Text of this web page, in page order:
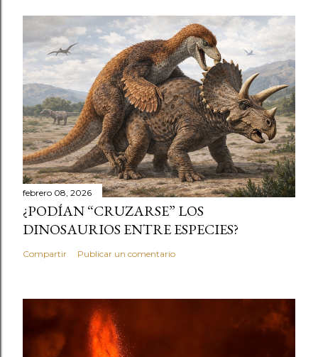
febrero 08, 2026
¿PODÍAN “CRUZARSE” LOS
DINOSAURIOS ENTRE ESPECIES?
Compartir Publicar un comentario